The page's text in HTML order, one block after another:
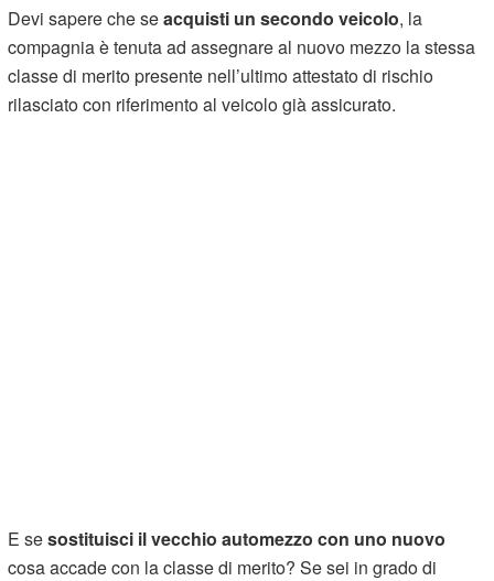
Devi sapere che seacquisti un secondo veicolo, la
compagnia è tenuta ad assegnare al nuovo mezzo la stessa
classe di merito presente nell’ultimo attestato di rischio
rilasciato con riferimento al veicolo già assicurato.
E sesostituisci il vecchio automezzo con uno nuovo
cosa accade con la classe di merito? Se sei in grado di